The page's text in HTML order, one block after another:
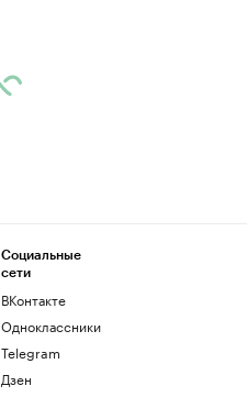
Социальные
сети
ВКонтакте
Одноклассники
Telegram
Дзен